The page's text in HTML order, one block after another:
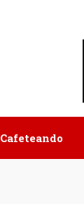
Cafeteando